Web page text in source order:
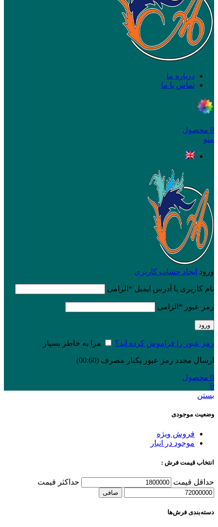
درباره ما
تماس با ما
0 محصول
منو
ورود ایجاد حساب کاربری
نام کاربری یا آدرس ایمیل * الزامی
رمز عبور * الزامی
ورود
رمز عبور را فراموش کرده اید؟ مرا به خاطر بسپار
ارسال مجدد رمز عبور یکبار مصرف (00:
60
)
0 محصول
0
بستن
وضعیت موجودی
فروش ویژه
موجود در انبار
انتخاب قیمت فرش :
حداقل قیمت حداكثر قيمت
صافی
دسته‌بندی‌ فرش‌ها